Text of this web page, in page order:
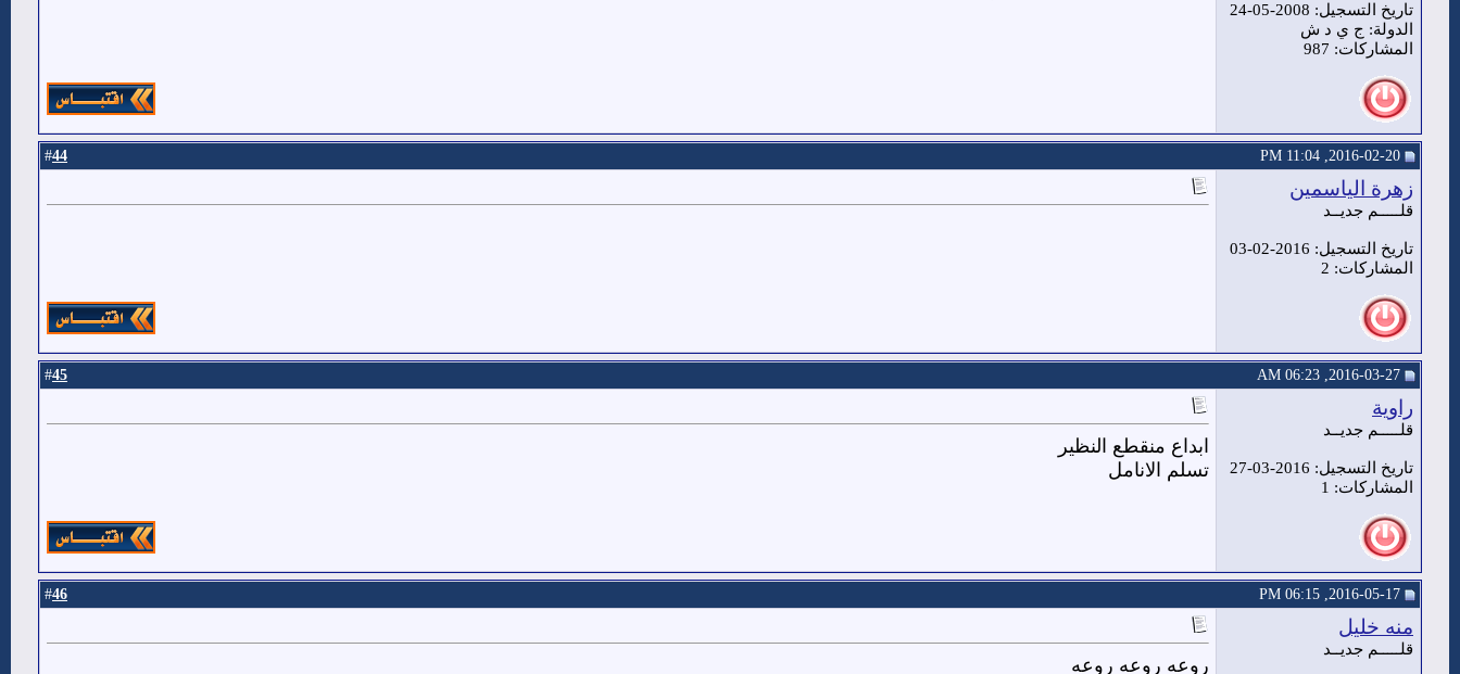
تاريخ التسجيل: 2008-05-24
الدولة: ج ي د ش
المشاركات: 987
44
زهرة الياسمين
قلـــــم جديــد
تاريخ التسجيل: 2016-02-03
المشاركات: 2
45
راوية
قلـــــم جديــد
تاريخ التسجيل: 2016-03-27
المشاركات: 1
ابداع منقطع النظير
تسلم الانامل
46
منه خليل
قلـــــم جديــد
روعه روعه روعه